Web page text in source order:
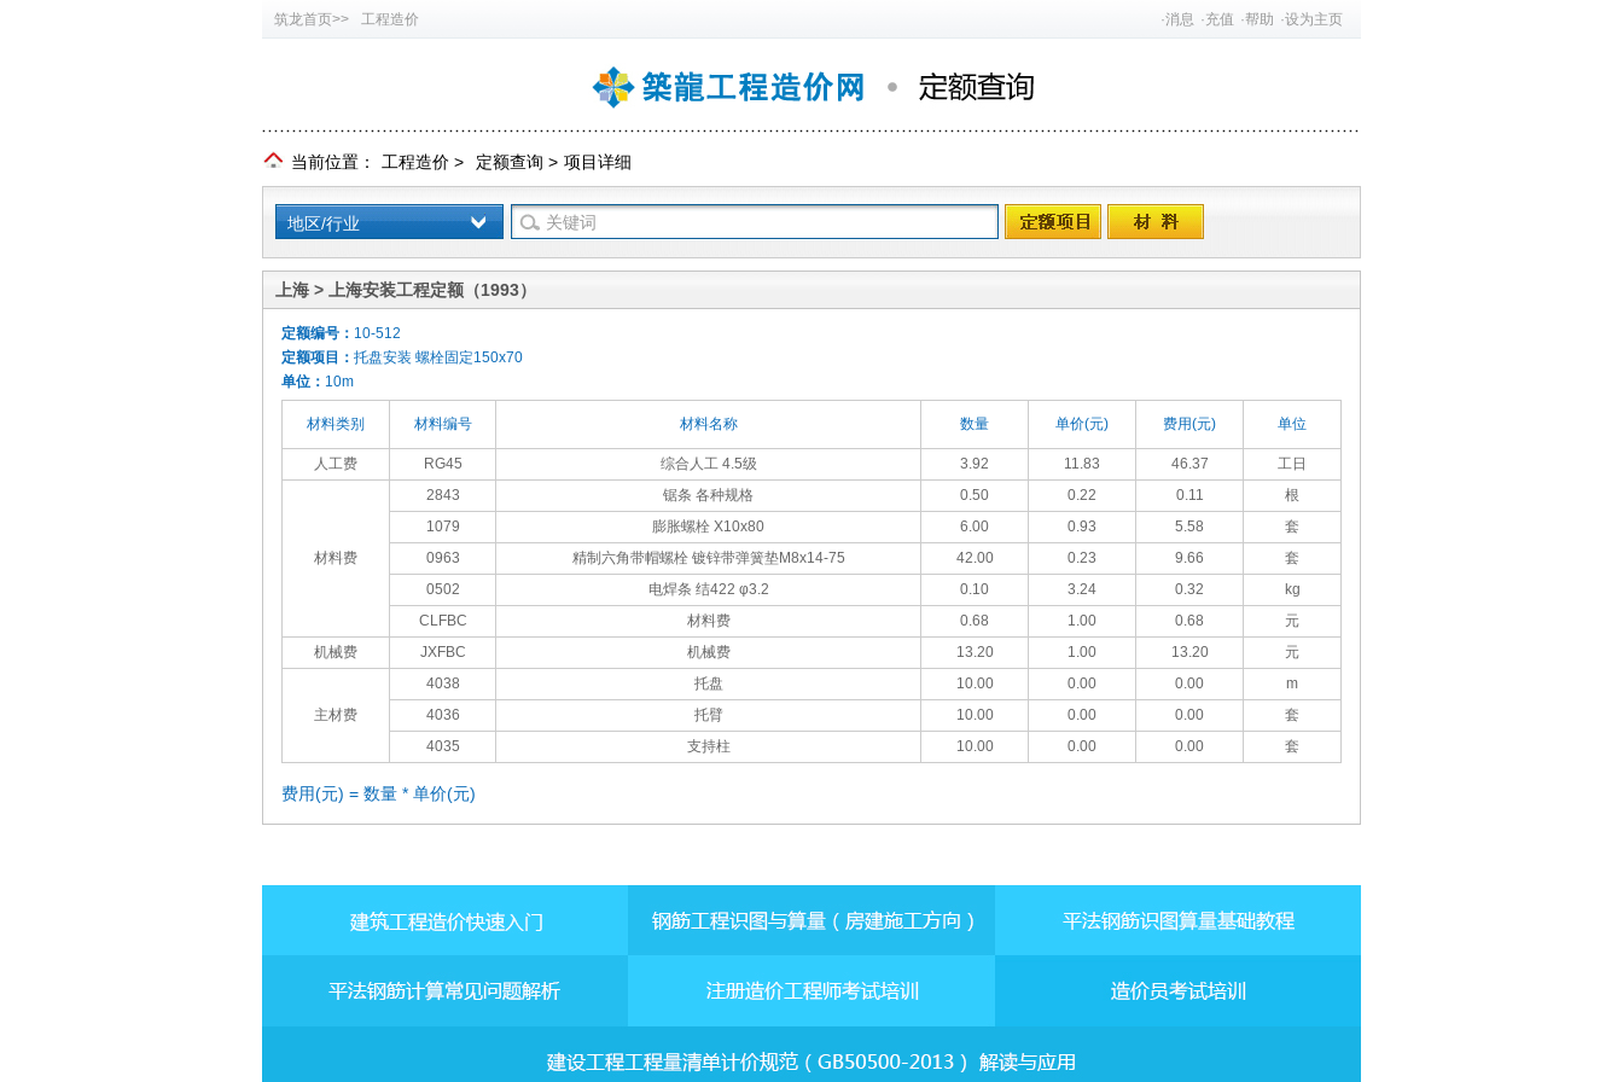
筑龙首页>> 工程造价 ·消息 ·充值 ·帮助 ·设为主页
当前位置： 工程造价 > 定额查询 > 项目详细
地区/行业
上海 > 上海安装工程定额（1993）
定额编号： 10-512
定额项目： 托盘安装 螺栓固定150x70
单位： 10m
材料类别 材料编号 材料名称 数量 单价(元) 费用(元) 单位
人工费 RG45 综合人工 4.5级 3.92 11.83 46.37 工日
材料费
2843 锯条 各种规格 0.50 0.22 0.11
根
1079
膨胀螺栓 Х10x80 6.00 0.93 5.58
套
0963
精制六角带帽螺栓 镀锌带弹簧垫M8x14-75 42.00 0.23 9.66
套
0502
电焊条 结422 φ3.2 0.10 3.24 0.32
kg
CLFBC
材料费 0.68 1.00 0.68
元
机械费
JXFBC 机械费 13.20 1.00 13.20 元
主材费
4038 托盘 10.00 0.00 0.00
m
4036
托臂 10.00 0.00 0.00
套
4035
支持柱 10.00 0.00 0.00 套
费用(元) = 数量 * 单价(元)